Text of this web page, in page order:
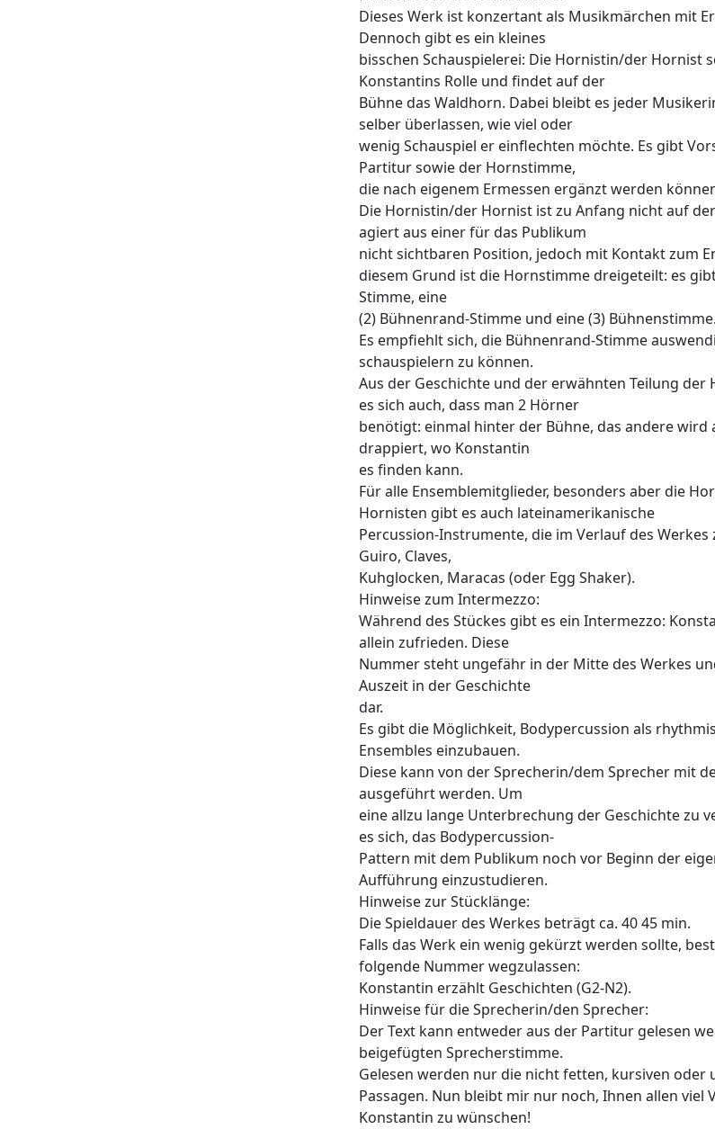
Dieses Werk ist konzertant als Musikmärchen mit
Dennoch gibt es ein kleines
bisschen Schauspielerei: Die Hornistin/der Hornist
Konstantins Rolle und findet auf der
Bühne das Waldhorn. Dabei bleibt es jeder
selber überlassen, wie viel oder
wenig Schauspiel er einflechten möchte. Es gibt
Partitur sowie der Hornstimme,
die nach eigenem Ermessen ergänzt werden
Die Hornistin/der Hornist ist zu Anfang nicht auf
agiert aus einer für das Publikum
nicht sichtbaren Position, jedoch mit Kontakt zum
diesem Grund ist die Hornstimme dreigeteilt: es
Stimme, eine
(2) Bühnenrand-Stimme und eine (3) Bühnenstimme.
Es empfiehlt sich, die Bühnenrand-Stimme
schauspielern zu können.
Aus der Geschichte und der erwähnten Teilung
es sich auch, dass man 2 Hörner
benötigt: einmal hinter der Bühne, das andere wird
drappiert, wo Konstantin
es finden kann.
Für alle Ensemblemitglieder, besonders aber die
Hornisten gibt es auch lateinamerikanische
Percussion-Instrumente, die im Verlauf des Werkes
Guiro, Claves,
Kuhglocken, Maracas (oder Egg Shaker).
Hinweise zum Intermezzo:
Während des Stückes gibt es ein Intermezzo:
allein zufrieden. Diese
Nummer steht ungefähr in der Mitte des Werkes
Auszeit in der Geschichte
dar.
Es gibt die Möglichkeit, Bodypercussion als
Ensembles einzubauen.
Diese kann von der Sprecherin/dem Sprecher mit
ausgeführt werden. Um
eine allzu lange Unterbrechung der Geschichte zu
es sich, das Bodypercussion-
Pattern mit dem Publikum noch vor Beginn der
Aufführung einzustudieren.
Hinweise zur Stücklänge:
Die Spieldauer des Werkes beträgt ca. 40 45 min.
Falls das Werk ein wenig gekürzt werden sollte,
folgende Nummer wegzulassen:
Konstantin erzählt Geschichten (G2-N2).
Hinweise für die Sprecherin/den Sprecher:
Der Text kann entweder aus der Partitur gelesen
beigefügten Sprecherstimme.
Gelesen werden nur die nicht fetten, kursiven oder
Passagen. Nun bleibt mir nur noch, Ihnen allen viel
Konstantin zu wünschen!